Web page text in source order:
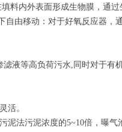
料内外表面形成生物膜，通
由移动：对于好氧反应器，
液等高负荷污水,同时对于有
活。
泥法污泥浓度的5~10倍，曝气